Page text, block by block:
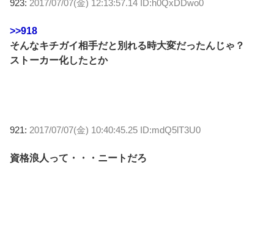
923: 2017/07/07(金) 12:13:57.14 ID:h0QxDDwo0
>>918
そんなキチガイ相手だと別れる時大変だったんじゃ？
ストーカー化したとか
921: 2017/07/07(金) 10:40:45.25 ID:mdQ5lT3U0
資格浪人って・・・ニートだろ